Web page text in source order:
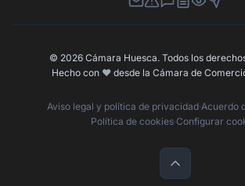
Newsletter
Canal de Denuncias
Buzón de
PerfilLey de
© 2026 Cámara Huesca. Todos los
Hecho con ❤️desde la Cámara de
Aviso legal y política de privacidad·Acuerdo
Política de cookies·Configurar